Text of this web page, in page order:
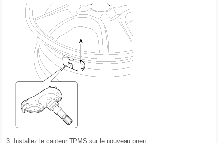
3. Installez le capteur TPMS sur le nouveau pneu.